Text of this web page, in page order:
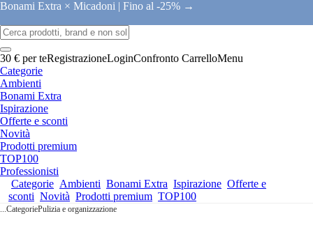
Bonami Extra × Micadoni | Fino al -25% →
30 € per teRegistrazioneLoginConfronto CarrelloMenu
Categorie
Ambienti
Bonami Extra
Ispirazione
Offerte e sconti
Novità
Prodotti premium
TOP100
Professionisti
Categorie Ambienti Bonami Extra Ispirazione Offerte e
sconti Novità Prodotti premium TOP100
...CategoriePulizia e organizzazione